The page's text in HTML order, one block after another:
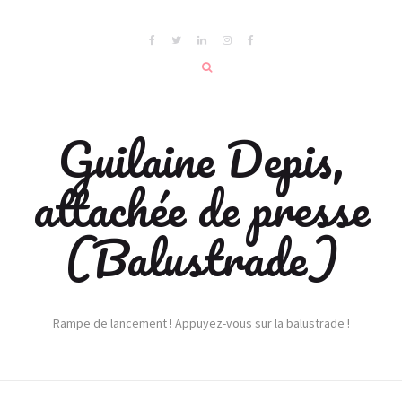
Guilaine Depis,
attachée de presse
(Balustrade)
Rampe de lancement ! Appuyez-vous sur la balustrade !